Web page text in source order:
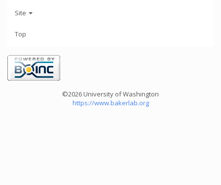
Site
Top
©2026 University of Washington
https://www.bakerlab.org